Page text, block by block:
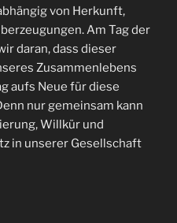
von Herkunft,
Am Tag der
daran, dass dieser
Zusammenlebens
aufs Neue für diese
nur gemeinsam kann
Willkür und
in unserer Gesellschaft